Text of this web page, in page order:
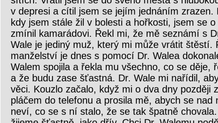
v depresi a cítil jsem se jejím jednáním zrazen.
kdy jsem stále žil v bolesti a hořkosti, jsem se
zmínil kamarádovi. Řekl mi, že mě seznámí s
Wale je jediný muž, který mi může vrátit štěstí.
manželství je dnes s pomocí Dr. Walea
Walem spojila a řekla mu všechno, co se děje,
a že budu zase šťastná. Dr. Wale mi nařídil,
věci. Kouzlo začalo, když mi o dva dny později
pláčem do telefonu a prosila mě, abych se nad
neví, co se s ní stalo, že se tak špatně